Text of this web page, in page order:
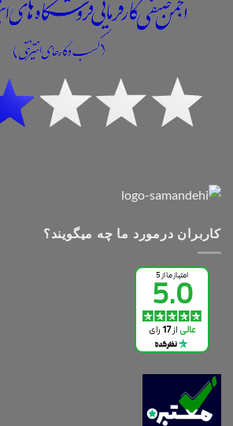
کاربران درمورد ما چه میگویند؟